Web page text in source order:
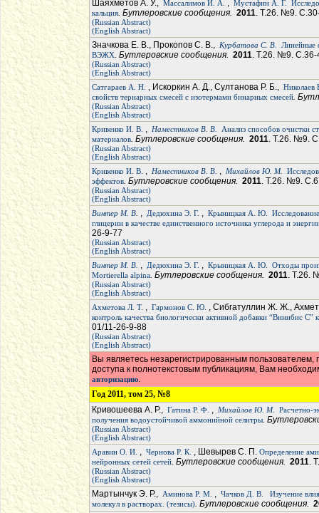
Шаяхметов А. У., Массалимов И. А. , Мустафин А. Г.
кальция. Бутлеровские сообщения. 2011. Т.26. №9.
(Russian Abstract)
(English Abstract)
Значкова Е. В., Прокопов С. В., Курбатова С. В.
Линейные
ВЭЖХ. Бутлеровские сообщения. 2011. Т.26. №9. С.36-
(Russian Abstract)
(English Abstract)
Сатгараев А. Н. , Искоркин А. Д., Султанова Р. Б., Николаев
свойств тернарных смесей с изотермами бинарных смесей.
(Russian Abstract)
(English Abstract)
Кривенко И. В. , Наместников В. В.
Анализ способов очистки
материалов. Бутлеровские сообщения. 2011. Т.26. №9.
(Russian Abstract)
(English Abstract)
Кривенко И. В. , Наместников В. В. , Михайлов Ю. М.
эффектов. Бутлеровские сообщения. 2011. Т.26. №9.
(Russian Abstract)
(English Abstract)
Винтер М. В. , Дедюхина Э. Г. , Крыницкая А. Ю.
глицерин в качестве единственного источника углерода и
26-9-77
(Russian Abstract)
(English Abstract)
Винтер М. В. , Дедюхина Э. Г. , Крыницкая А. Ю.
Отходы
Mortierella alpina. Бутлеровские сообщения. 2011. Т.26.
(Russian Abstract)
(English Abstract)
Ахметова Л. Т. , Гармонов С. Ю. , Сибгатуллин Ж. Ж.,
контроль качества биологически активной добавки “Винибис С”
01/11-26-9-88
(Russian Abstract)
(English Abstract)
Вы являетесь незарегистрированным
доступа к полнотекстовым публикациям, Вам
авторизацию.
Год 2011, том 25, №8
Кривошеева А. Р., Гатина Р. Ф. , Михайлов Ю. М.
Расчетно-
получения водоустойчивой аммонийной селитры.
(Russian Abstract)
(English Abstract)
Аравин О. И. , Чернова Р. К. , Шевырев С. П. Определение
нейронных сетей сетей. Бутлеровские сообщения. 2011.
(Russian Abstract)
(English Abstract)
Мартынчук Э. Р., Аминова Р. М. , Чачков Д. В.
Изучение
молекул в растворах. (тезисы). Бутлеровские сообщения.